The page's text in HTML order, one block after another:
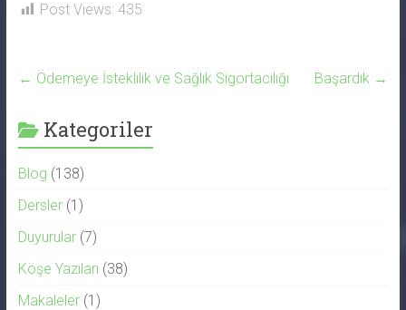
Post Views: 435
← Ödemeye İsteklilik ve Sağlık Sigortacılığı Başardık →
Kategoriler
Blog (138)
Dersler(1)
Duyurular(7)
Köşe Yazıları (38)
Makaleler(1)